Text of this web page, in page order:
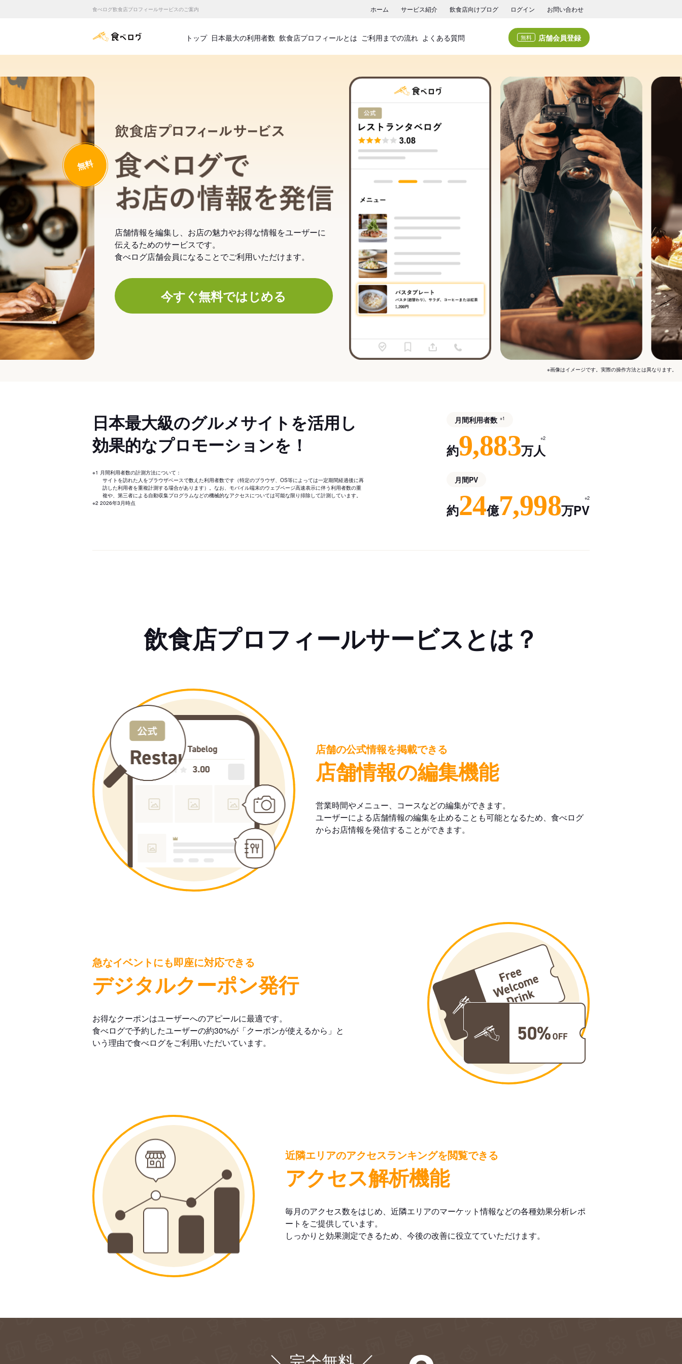
食べログ飲食店プロフィールサービスのご案内 ホーム サービス紹介 飲食店向けブログ ログイン お問い合わせ
食べログ店舗管理画面
トップ 日本最大の利用者数 飲食店プロフィールとは ご利用までの流れ よくある質問 無料 店舗会員登録
飲食店プロフィールサービス
食べログでお店の情報を発信
無料
店舗情報を編集し、お店の魅力やお得な情報をユーザーに
伝えるためのサービスです。
食べログ店舗会員になることでご利用いただけます。
今すぐ無料ではじめる
※画像はイメージです。実際の操作方法とは異なります。
日本最大級のグルメサイトを活用し
効果的なプロモーションを！
※1 月間利用者数の計測方法について：
サイトを訪れた人をブラウザベースで数えた利用者数です（特定のブラウザ、OS等によっては一定期間経過後に再
訪した利用者を重複計測する場合があります）。なお、モバイル端末のウェブページ高速表示に伴う利用者数の重
複や、第三者による自動収集プログラムなどの機械的なアクセスについては可能な限り排除して計測しています。
※2 2026年3月時点
月間利用者数 ※1
約9,883万人
※2
月間PV
約24億7,998万PV
※2
飲食店プロフィールサービスとは？
店舗の公式情報を掲載できる
店舗情報の編集機能
営業時間やメニュー、コースなどの編集ができます。
ユーザーによる店舗情報の編集を止めることも可能となるため、食べログ
からお店情報を発信することができます。
急なイベントにも即座に対応できる
デジタルクーポン発行
お得なクーポンはユーザーへのアピールに最適です。
食べログで予約したユーザーの約30%が「クーポンが使えるから」と
いう理由で食べログをご利用いただいています。
近隣エリアのアクセスランキングを閲覧できる
アクセス解析機能
毎月のアクセス数をはじめ、近隣エリアのマーケット情報などの各種効果分析レポ
ートをご提供しています。
しっかりと効果測定できるため、今後の改善に役立てていただけます。